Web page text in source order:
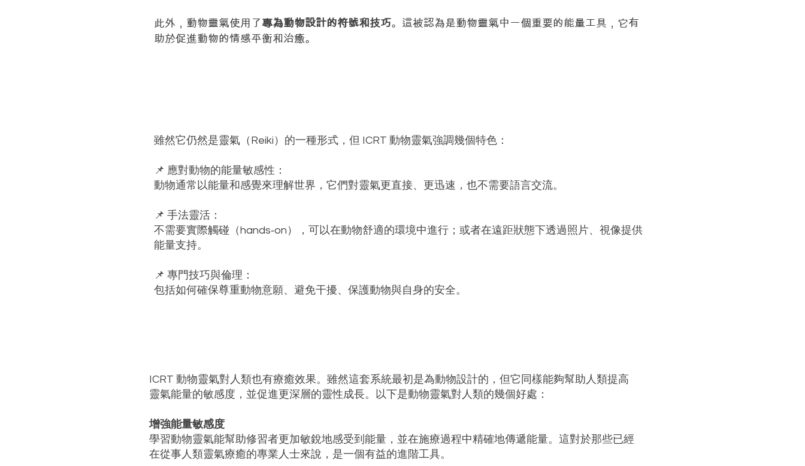
此外，動物靈氣使用了專為動物設計的符號和技巧。這被認為是動物靈氣中一個重要的能量工具，它有
助於促進動物的情感平衡和治癒。
雖然它仍然是靈氣（Reiki）的一種形式，但 ICRT 動物靈氣強調幾個特色：
📌 應對動物的能量敏感性：
動物通常以能量和感覺來理解世界，它們對靈氣更直接、更迅速，也不需要語言交流。
📌 手法靈活：
不需要實際觸碰（hands‑on），可以在動物舒適的環境中進行；或者在遠距狀態下透過照片、視像提供
能量支持。
📌 專門技巧與倫理：
包括如何確保尊重動物意願、避免干擾、保護動物與自身的安全。
ICRT 動物靈氣對人類也有療癒效果。雖然這套系統最初是為動物設計的，但它同樣能夠幫助人類提高
靈氣能量的敏感度，並促進更深層的靈性成長。以下是動物靈氣對人類的幾個好處：
增強能量敏感度
學習動物靈氣能幫助修習者更加敏銳地感受到能量，並在施療過程中精確地傳遞能量。這對於那些已經
在從事人類靈氣療癒的專業人士來說，是一個有益的進階工具。​